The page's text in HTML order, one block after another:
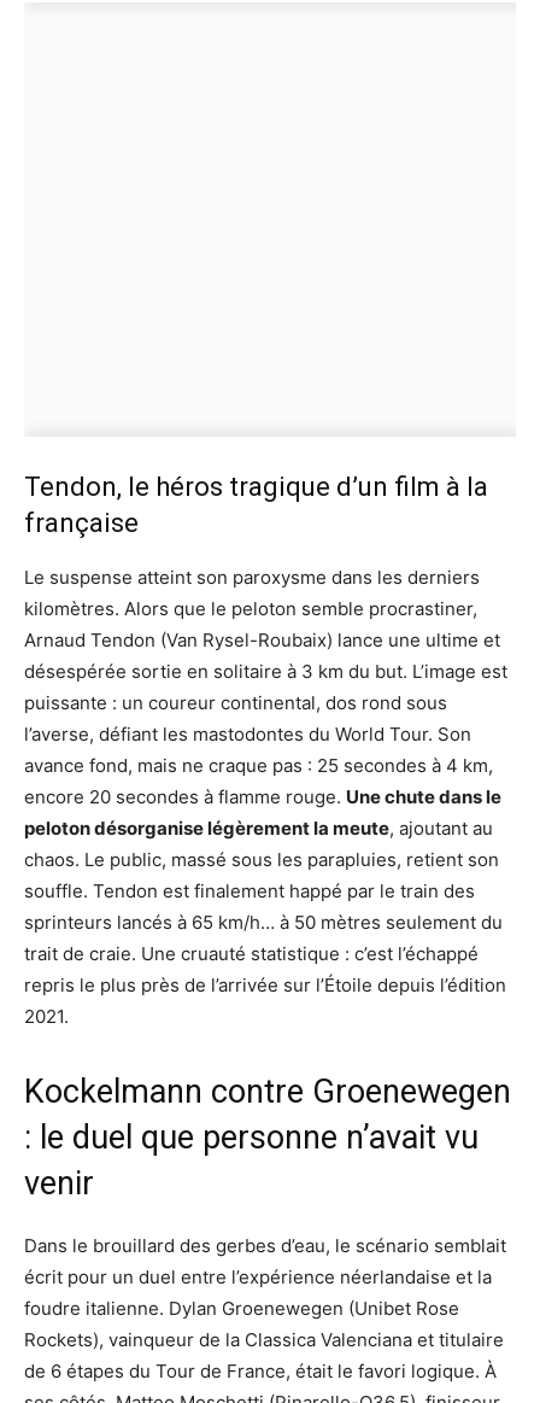
Tendon, le héros tragique d’un film à la
française
Le suspense atteint son paroxysme dans les derniers
kilomètres. Alors que le peloton semble procrastiner,
Arnaud Tendon (Van Rysel-Roubaix) lance une ultime et
désespérée sortie en solitaire à 3 km du but. L’image est
puissante : un coureur continental, dos rond sous
l’averse, défiant les mastodontes du World Tour. Son
avance fond, mais ne craque pas : 25 secondes à 4 km,
encore 20 secondes à flamme rouge. Une chute dans le
peloton désorganise légèrement la meute, ajoutant au
chaos. Le public, massé sous les parapluies, retient son
souffle. Tendon est finalement happé par le train des
sprinteurs lancés à 65 km/h… à 50 mètres seulement du
trait de craie. Une cruauté statistique : c’est l’échappé
repris le plus près de l’arrivée sur l’Étoile depuis l’édition
2021.
Kockelmann contre Groenewegen
: le duel que personne n’avait vu
venir
Dans le brouillard des gerbes d’eau, le scénario semblait
écrit pour un duel entre l’expérience néerlandaise et la
foudre italienne. Dylan Groenewegen (Unibet Rose
Rockets), vainqueur de la Classica Valenciana et titulaire
de 6 étapes du Tour de France, était le favori logique. À